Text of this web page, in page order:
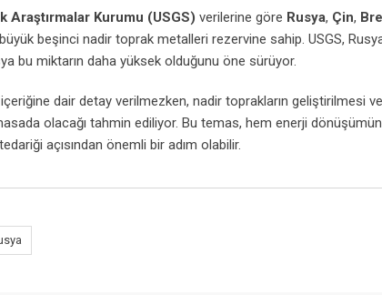
Araştırmalar Kurumu (USGS) verilerine göre Rusya, Çin,
beşinci nadir toprak metalleri rezervine sahip. USGS,
bu miktarın daha yüksek olduğunu öne sürüyor.
dair detay verilmezken, nadir toprakların geliştirilmesi
olacağı tahmin ediliyor. Bu temas, hem enerji
açısından önemli bir adım olabilir.